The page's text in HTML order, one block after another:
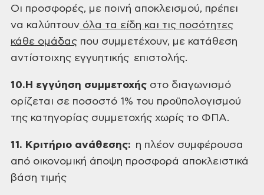
Οι προσφορές, με ποινή αποκλεισμού, πρέπει
να καλύπτουν όλα τα είδη και τις ποσότητες
κάθε ομάδας που συμμετέχουν, με κατάθεση
αντίστοιχης εγγυητικής επιστολής.
10. Η εγγύηση συμμετοχής στο διαγωνισμό
ορίζεται σε ποσοστό 1% του προϋπολογισμού
της κατηγορίας συμμετοχής χωρίς το ΦΠΑ.
11. Κριτήριο ανάθεσης: η πλέον συμφέρουσα
από οικονομική άποψη προσφορά αποκλειστικά
βάση τιμής